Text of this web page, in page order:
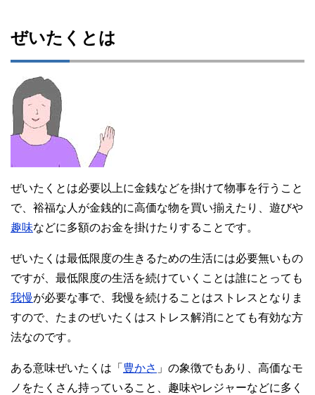
ぜいたくとは
ぜいたくとは必要以上に金銭などを掛けて物事を行うこと
で、裕福な人が金銭的に高価な物を買い揃えたり、遊びや
趣味などに多額のお金を掛けたりすることです。
ぜいたくは最低限度の生きるための生活には必要無いもの
ですが、最低限度の生活を続けていくことは誰にとっても
我慢が必要な事で、我慢を続けることはストレスとなりま
すので、たまのぜいたくはストレス解消にとても有効な方
法なのです。
ある意味ぜいたくは「 豊かさ 」の象徴でもあり、高価なモ
ノをたくさん持っていること、趣味やレジャーなどに多く